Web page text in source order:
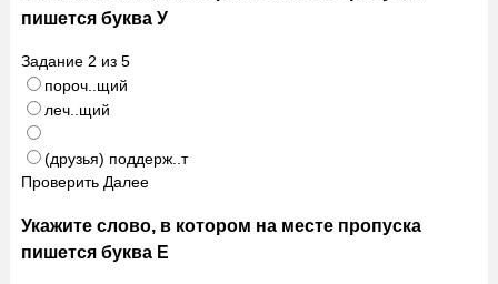
пишется буква У
Задание 2 из 5
пороч..щий
леч..щий
(друзья) поддерж..т
Проверить Далее
Укажите слово, в котором на месте пропуска
пишется буква Е